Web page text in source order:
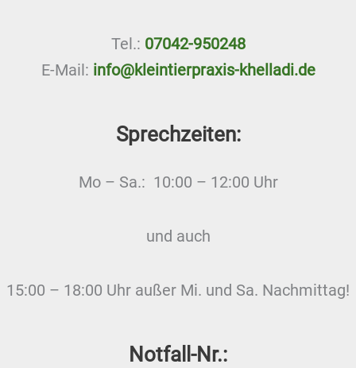
Tel.: 07042-950248
E-Mail: info@kleintierpraxis-khelladi.de
Sprechzeiten:
Mo – Sa.: 10:00 – 12:00 Uhr
und auch
15:00 – 18:00 Uhr außer Mi. und Sa. Nachmittag!
Notfall-Nr.: